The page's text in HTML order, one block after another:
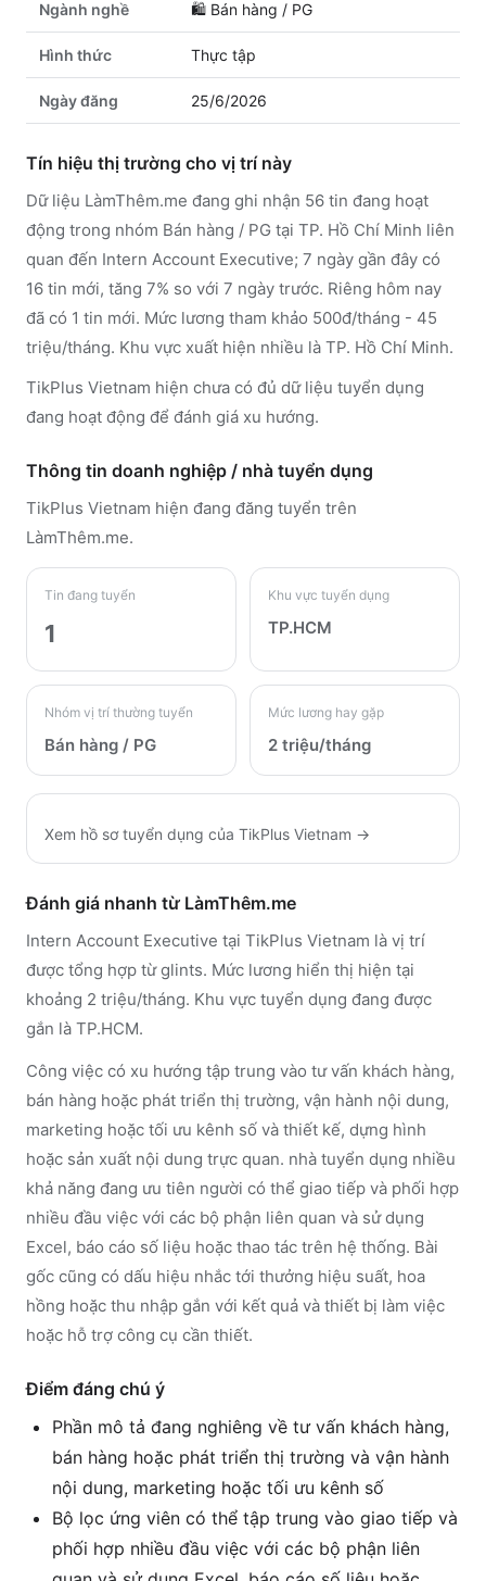
Ngành nghề 🛍️ Bán hàng / PG
Hình thức Thực tập
Ngày đăng 25/6/2026
Tín hiệu thị trường cho vị trí này
Dữ liệu LàmThêm.me đang ghi nhận 56 tin đang hoạt
động trong nhóm Bán hàng / PG tại TP. Hồ Chí Minh liên
quan đến Intern Account Executive; 7 ngày gần đây có
16 tin mới, tăng 7% so với 7 ngày trước. Riêng hôm nay
đã có 1 tin mới. Mức lương tham khảo 500đ/tháng - 45
triệu/tháng. Khu vực xuất hiện nhiều là TP. Hồ Chí Minh.
TikPlus Vietnam hiện chưa có đủ dữ liệu tuyển dụng
đang hoạt động để đánh giá xu hướng.
Thông tin doanh nghiệp / nhà tuyển dụng
TikPlus Vietnam hiện đang đăng tuyển trên
LàmThêm.me.
Tin đang tuyển
1
Khu vực tuyển dụng
TP.HCM
Nhóm vị trí thường tuyển
Bán hàng / PG
Mức lương hay gặp
2 triệu/tháng
Xem hồ sơ tuyển dụng của TikPlus Vietnam →
Đánh giá nhanh từ LàmThêm.me
Intern Account Executive tại TikPlus Vietnam là vị trí
được tổng hợp từ glints. Mức lương hiển thị hiện tại
khoảng 2 triệu/tháng. Khu vực tuyển dụng đang được
gắn là TP.HCM.
Công việc có xu hướng tập trung vào tư vấn khách hàng,
bán hàng hoặc phát triển thị trường, vận hành nội dung,
marketing hoặc tối ưu kênh số và thiết kế, dựng hình
hoặc sản xuất nội dung trực quan. nhà tuyển dụng nhiều
khả năng đang ưu tiên người có thể giao tiếp và phối hợp
nhiều đầu việc với các bộ phận liên quan và sử dụng
Excel, báo cáo số liệu hoặc thao tác trên hệ thống. Bài
gốc cũng có dấu hiệu nhắc tới thưởng hiệu suất, hoa
hồng hoặc thu nhập gắn với kết quả và thiết bị làm việc
hoặc hỗ trợ công cụ cần thiết.
Điểm đáng chú ý
Phần mô tả đang nghiêng về tư vấn khách hàng,
bán hàng hoặc phát triển thị trường và vận hành
nội dung, marketing hoặc tối ưu kênh số
Bộ lọc ứng viên có thể tập trung vào giao tiếp và
phối hợp nhiều đầu việc với các bộ phận liên